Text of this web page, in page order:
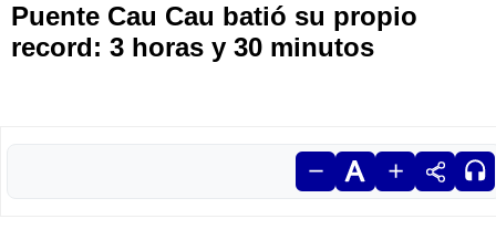
Puente Cau Cau batió su propio
record: 3 horas y 30 minutos